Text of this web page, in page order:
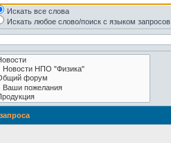
Искать все слова
Искать любое слово/поиск с языком запросов